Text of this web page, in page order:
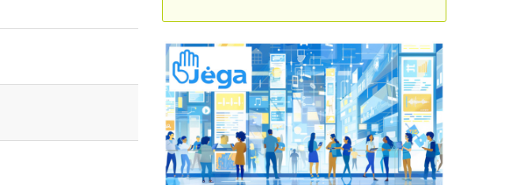
plėtrą bei darnų judumą, suteikdamas daugiau
susisiekimo galimybių tiek automobiliams, tiek
viešajam transportui, pėstiesiems ir
dviratininkams. Gyventojai ragina atlikti techninę,
ekonominę ir transporto analizę, organizuoti
viešas konsultacijas ir integruoti projektą į
ilgalaikius miesto planus, siekiant užtikrinti
transporto sistemos patikimumą ir prisitaikymą
prie sparčiai augančio miesto poreikių.